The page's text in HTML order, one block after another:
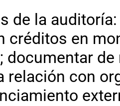
de la
créditos en
documentar
relación con